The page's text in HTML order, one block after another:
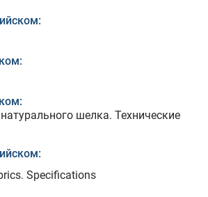
шелка. Технические
Specifications